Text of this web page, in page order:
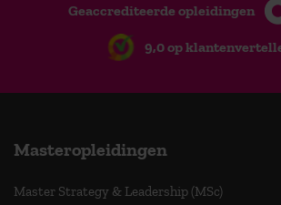
Geaccrediteerde opleidingen
9,0 op
Masteropleidingen
Master Strategy & Leadership (MSc)